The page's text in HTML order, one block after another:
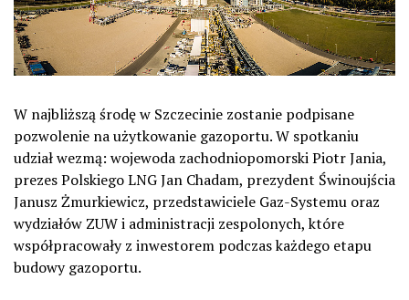
W najbliższą środę w Szczecinie zostanie podpisane
pozwolenie na użytkowanie gazoportu. W spotkaniu
udział wezmą: wojewoda zachodniopomorski Piotr Jania,
prezes Polskiego LNG Jan Chadam, prezydent Świnoujścia
Janusz Żmurkiewicz, przedstawiciele Gaz-Systemu oraz
wydziałów ZUW i administracji zespolonych, które
współpracowały z inwestorem podczas każdego etapu
budowy gazoportu.